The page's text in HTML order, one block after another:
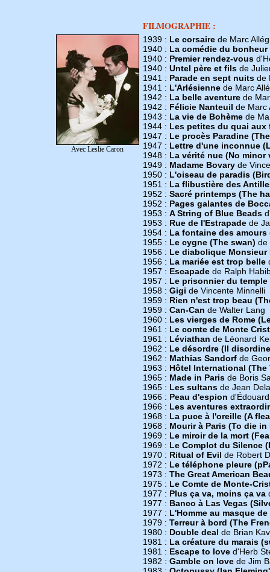
FILMOGRAPHIE :
Avec Leslie Caron
1939 : Le corsaire de Marc
1940 : La comédie du bonheur
1940 : Premier rendez-vous
1940 : Untel père et fils de
1941 : Parade en sept nuits de
1941 : L'Arlésienne de Marc
1942 : La belle aventure de
1942 : Félicie Nanteuil de Marc
1943 : La vie de Bohème de
1944 : Les petites du quai aux
1947 : Le procès Paradine
1947 : Lettre d'une inconnue
1948 : La vérité nue (No minor
1949 : Madame Bovary de
1950 : L'oiseau de paradis
1951 : La flibustière des
1952 : Sacré printemps (The
1952 : Pages galantes de
1953 : A String of Blue Beads
1953 : Rue de l'Estrapade de
1954 : La fontaine des
1955 : Le cygne (The swan) de
1956 : Le diabolique
1956 : La mariée est trop belle
1957 : Escapade de Ralph
1957 : Le prisonnier du
1958 : Gigi de Vincente Minnelli
1959 : Rien n'est trop beau
1959 : Can-Can de Walter Lang
1960 : Les vierges de Rome
1961 : Le comte de Monte
1961 : Léviathan de Léonard
1962 : Le désordre (Il
1962 : Mathias Sandorf de
1963 : Hôtel International (The
1965 : Made in Paris de Boris
1965 : Les sultans de Jean
1966 : Peau d'espion
1966 : Les aventures
1968 : La puce à l'oreille (A
1968 : Mourir à Paris (To die in
1969 : Le miroir de la mort
1969 : Le Complot du Silence
1970 : Ritual of Evil de Robert
1972 : Le téléphone pleure
1973 : The Great American
1975 : Le Comte de Monte-
1977 : Plus ça va, moins ça va
1977 : Banco à Las Vegas
1977 : L'Homme au masque
1979 : Terreur à bord (The
1980 : Double deal de Brian
1981 : La créature du marais
1981 : Escape to love d'Herb
1982 : Gamble on love de Jim